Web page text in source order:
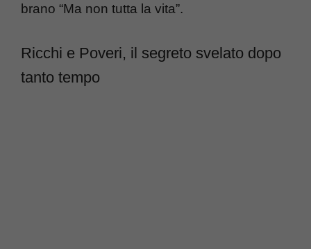
brano “Ma non tutta la vita”.
Ricchi e Poveri, il segreto svelato dopo
tanto tempo